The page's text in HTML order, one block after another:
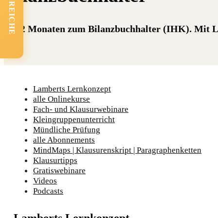
In 12 Monaten zum Bilanzbuchhalter (IHK). Mit
Lamberts Lernkonzept
alle Onlinekurse
Fach- und Klausurwebinare
Kleingruppenunterricht
Mündliche Prüfung
alle Abonnements
MindMaps | Klausurenskript | Paragraphenketten
Klausurtipps
Gratiswebinare
Videos
Podcasts